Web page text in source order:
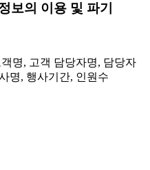
보의 이용 및 파기
명, 고객 담당자명, 담당자
명, 행사기간, 인원수